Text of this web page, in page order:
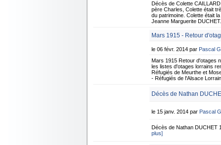
Décès de Colette
père Charles, Colette était
du patrimoine. Colette était
Jeanne Marguerite
Mars 1915 - Retour
le 06 févr. 2014 par Pascal
Mars 1915 Retour d'otages
les listes d'otages lorrains
Réfugiés de Meurthe et
- Réfugiés de l'Alsace
Décès de Nathan
le 15 janv. 2014 par Pascal
Décès de Nathan DUCHET
plus]